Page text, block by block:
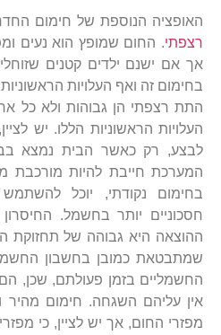
האופציה הנוספת של חימום
רצפתי. החום שמופץ הוא נעים
אך אם ישנם ילדים קטנים
בחימום זה ואף העלויות
התת רצפתי הן גבוהות ולא כל
העלויות הראשוניות הללו. יש
לבצע, רק כאשר הבית נמצא
המערכת חייבת להיות מורכבת
בחימום נקודתי, יוכל
חסכוניים יותר בחשמל.
ההוצאה היא גבוהה של תחזוקת
שמתבטאת כמובן בחשבון
החשמליים בזמן פעולתם, שכן,
אין עליהם השגחה. חימום מהיר
מפזרי החום, אך יש לציין, כי